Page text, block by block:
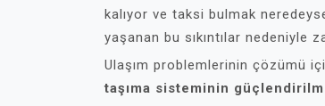
kalıyor ve taksi bulmak
yaşanan bu sıkıntılar nedeniyle
Ulaşım problemlerinin çözümü
taşıma sisteminin